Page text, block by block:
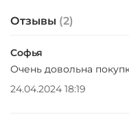
открытка
фотокарточка
Отзывы (2)
Софья
Очень довольна
24.04.2024 18:19